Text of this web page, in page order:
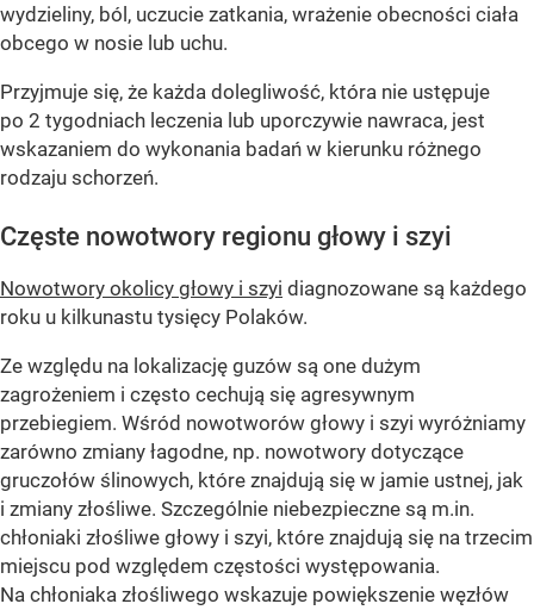
wydzieliny, ból, uczucie zatkania, wrażenie obecności ciała
obcego w nosie lub uchu.
Przyjmuje się, że każda dolegliwość, która nie ustępuje
po 2 tygodniach leczenia lub uporczywie nawraca, jest
wskazaniem do wykonania badań w kierunku różnego
rodzaju schorzeń.
Częste nowotwory regionu głowy i szyi
Nowotwory okolicy głowy i szyi diagnozowane są każdego
roku u kilkunastu tysięcy Polaków.
Ze względu na lokalizację guzów są one dużym
zagrożeniem i często cechują się agresywnym
przebiegiem. Wśród nowotworów głowy i szyi wyróżniamy
zarówno zmiany łagodne, np. nowotwory dotyczące
gruczołów ślinowych, które znajdują się w jamie ustnej, jak
i zmiany złośliwe. Szczególnie niebezpieczne są m.in.
chłoniaki złośliwe głowy i szyi, które znajdują się na trzecim
miejscu pod względem częstości występowania.
Na chłoniaka złośliwego wskazuje powiększenie węzłów